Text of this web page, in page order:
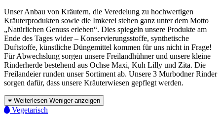
Unser Anbau von Kräutern, die Veredelung zu hochwertigen
Kräuterprodukten sowie die Imkerei stehen ganz unter dem Motto
„Natürlichen Genuss erleben“. Dies spiegeln unsere Produkte am
Ende des Tages wider – Konservierungsstoffe, synthetische
Duftstoffe, künstliche Düngemittel kommen für uns nicht in Frage!
Für Abwechslung sorgen unsere Freilandhühner und unsere kleine
Rinderherde bestehend aus Ochse Maxi, Kuh Lilly und Zita. Die
Freilandeier runden unser Sortiment ab. Unsere 3 Murbodner Rinder
sorgen dafür, dass unsere Kräuterwiesen gepflegt werden.
Weiterlesen Weniger anzeigen
Vegetarisch